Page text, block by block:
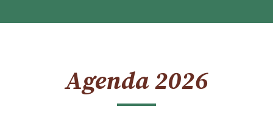
Agenda 2026